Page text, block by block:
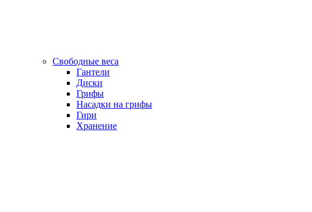
Свободные веса
Гантели
Диски
Грифы
Насадки на грифы
Гири
Хранение